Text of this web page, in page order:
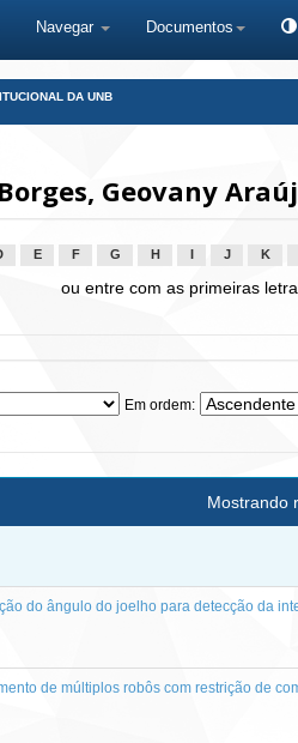
Navegar Documentos
DA UNB
Geovany
E F G H J K
ou entre com as primeiras
Em ordem:
Mostrando
do ângulo do joelho para detecção da
de múltiplos robôs com restrição de